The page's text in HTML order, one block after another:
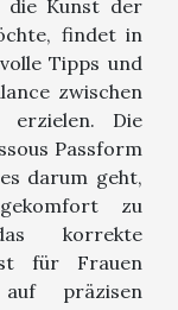
die Kunst der
findet in
Tipps und
zwischen
erzielen. Die
Passform
darum geht,
zu
korrekte
für Frauen
präzisen